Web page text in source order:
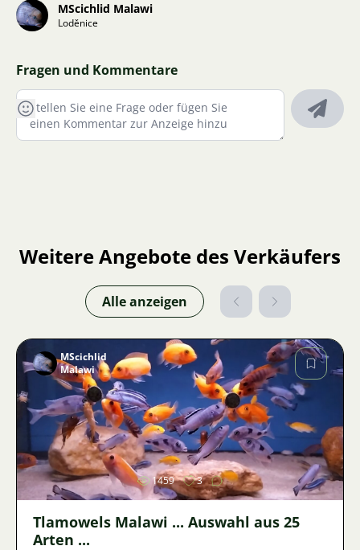
MScichlid Malawi
Loděnice
Fragen und Kommentare
Weitere Angebote des Verkäufers
Alle anzeigen
Bild
MScichlid
Malawi
1459 3
Tlamowels Malawi ... Auswahl aus 25
Arten ...